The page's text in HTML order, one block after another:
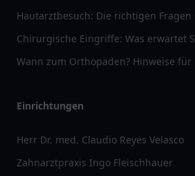
Hautarztbesuch: Die richtigen Fragen
Chirurgische Eingriffe: Was erwartet
Wann zum Orthopäden? Hinweise für
Einrichtungen
Herr Dr. med. Claudio Reyes Velasco
Zahnarztpraxis Ingo Fleischhauer